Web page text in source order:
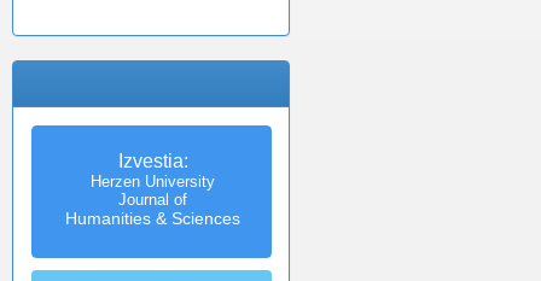
Izvestia:
Herzen University
Journal of
Humanities & Sciences